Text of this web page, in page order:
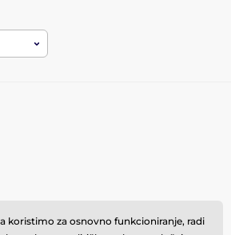
koristimo za osnovno funkcioniranje, radi